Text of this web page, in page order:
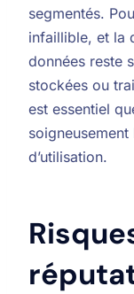
segmentés.
infaillible, et la
données reste
stockées ou
est essentiel
d’utilisation.